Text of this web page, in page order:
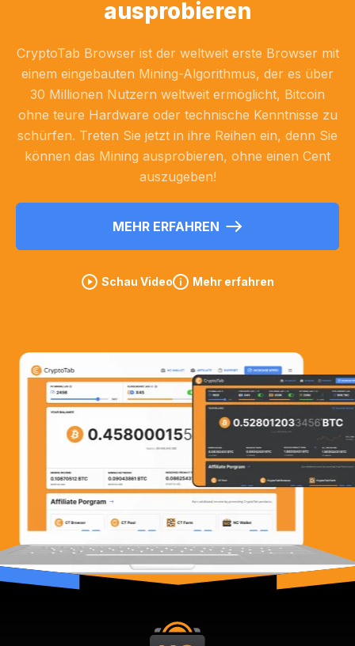
ausprobieren
CryptoTab Browser ist der weltweit erste Browser mit
einem eingebauten Mining-Algorithmus, der es über
30 Millionen Nutzern weltweit ermöglicht, Bitcoin
ohne teure Hardware oder technische Kenntnisse zu
schürfen. Treten Sie jetzt in ihre Reihen ein, denn Sie
können das Mining ausprobieren, ohne einen Cent
auszugeben!
MEHR ERFAHREN
Schau Video Mehr erfahren